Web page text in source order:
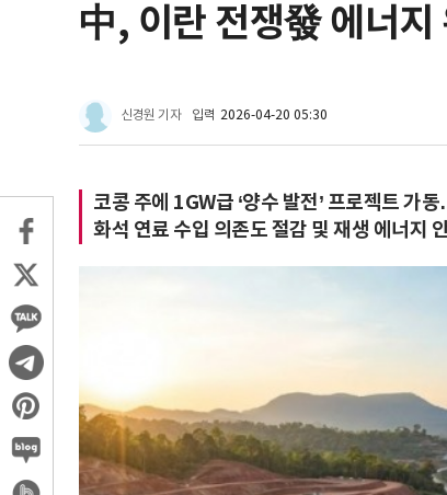
中, 이란 전쟁發 에너지
신경원 기자 입력 2026-04-20 05:30
코콩 주에 1GW급 ‘양수 발전’ 프로젝트 가
화석 연료 수입 의존도 절감 및 재생 에너지